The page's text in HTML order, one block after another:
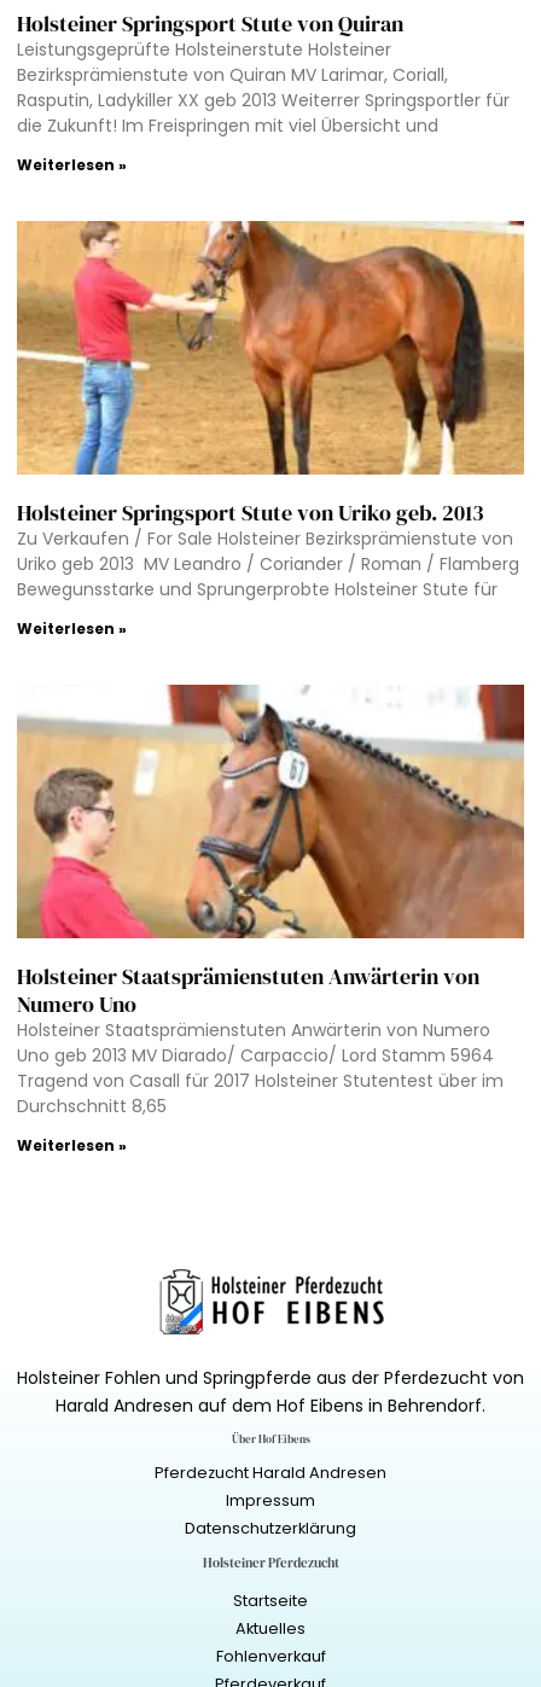
Holsteiner Springsport Stute von Quiran
Leistungsgeprüfte Holsteinerstute Holsteiner
Bezirksprämienstute von Quiran MV Larimar, Coriall,
Rasputin, Ladykiller XX geb 2013 Weiterrer Springsportler für
die Zukunft! Im Freispringen mit viel Übersicht und
Weiterlesen »
Holsteiner Springsport Stute von Uriko geb. 2013
Zu Verkaufen / For Sale Holsteiner Bezirksprämienstute von
Uriko geb 2013 MV Leandro / Coriander / Roman / Flamberg
Bewegunsstarke und Sprungerprobte Holsteiner Stute für
Weiterlesen »
Holsteiner Staatsprämienstuten Anwärterin von
Numero Uno
Holsteiner Staatsprämienstuten Anwärterin von Numero
Uno geb 2013 MV Diarado/ Carpaccio/ Lord Stamm 5964
Tragend von Casall für 2017 Holsteiner Stutentest über im
Durchschnitt 8,65
Weiterlesen »
Holsteiner Fohlen und Springpferde aus der Pferdezucht von
Harald Andresen auf dem Hof Eibens in Behrendorf.
Über Hof Eibens
Pferdezucht Harald Andresen
Impressum
Datenschutzerklärung
Holsteiner Pferdezucht
Startseite
Aktuelles
Fohlenverkauf